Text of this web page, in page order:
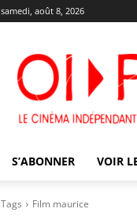
samedi, août 8, 2026
S’ABONNER VOIR
Tags Film maurice